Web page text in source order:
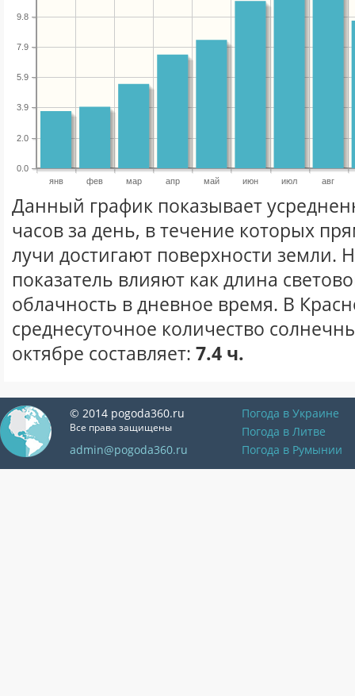
янв фев мар апр май июн июл авг
0.0
2.0
3.9
5.9
7.9
9.8
Данный график показывает
часов за день, в течение которых
лучи достигают поверхности земли.
показатель влияют как длина
облачность в дневное время. В
среднесуточное количество
октябре составляет: 7.4 ч.
© 2014 pogoda360.ru
Все права защищены
admin@pogoda360.ru
Погода в Украине
Погода в Литве
Погода в Румынии